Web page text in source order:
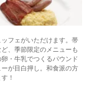
フェがいただけます。帯
、季節限定のメニューも
・牛乳でつくるパウンド
が目白押し。和食派の方
！